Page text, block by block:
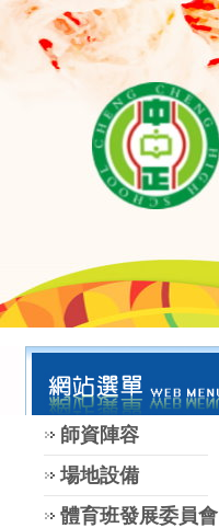
師資陣容
場地設備
體育班發展委員會